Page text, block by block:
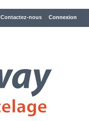
Connexion
Contactez-nous